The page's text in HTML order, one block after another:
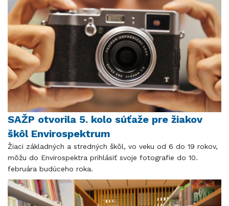
SAŽP otvorila 5. kolo súťaže pre žiakov
škôl Envirospektrum
Žiaci základných a stredných škôl, vo veku od 6 do 19 rokov,
môžu do Envirospektra prihlásiť svoje fotografie do 10.
februára budúceho roka.